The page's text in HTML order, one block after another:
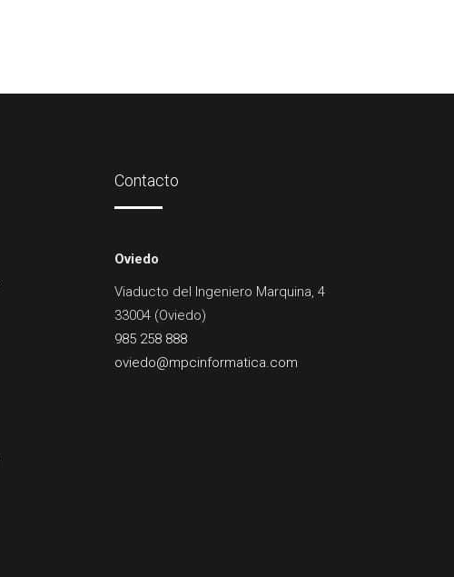
Contacto
Oviedo
Viaducto del Ingeniero Marquina, 4
33004 (Oviedo)
985 258 888
oviedo@mpcinformatica.com